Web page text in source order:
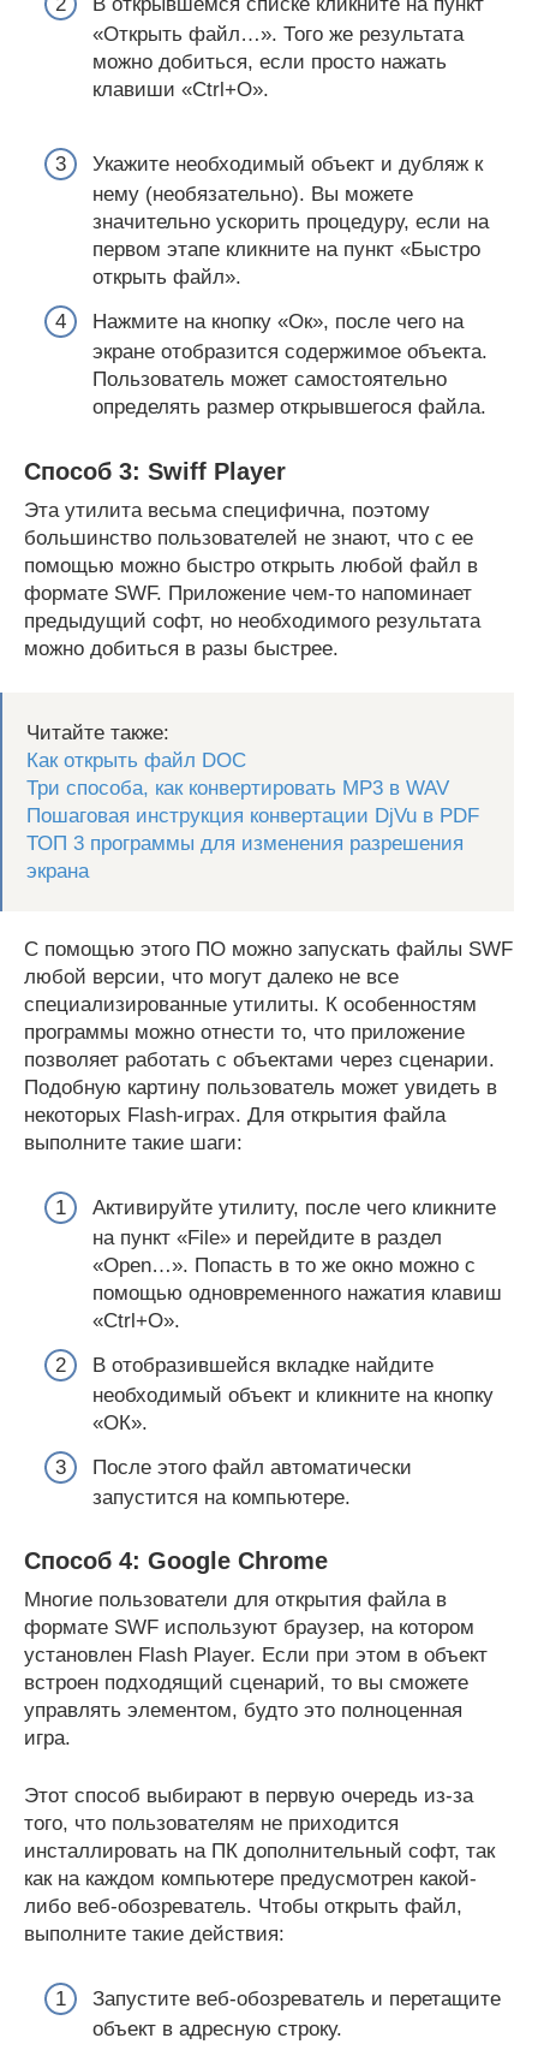
В открывшемся списке кликните на пункт
«Открыть файл…». Того же результата
можно добиться, если просто нажать
клавиши «Ctrl+O».
Укажите необходимый объект и дубляж к
нему (необязательно). Вы можете
значительно ускорить процедуру, если на
первом этапе кликните на пункт «Быстро
открыть файл».
Нажмите на кнопку «Ок», после чего на
экране отобразится содержимое объекта.
Пользователь может самостоятельно
определять размер открывшегося файла.
Способ 3: Swiff Player
Эта утилита весьма специфична, поэтому
большинство пользователей не знают, что с ее
помощью можно быстро открыть любой файл в
формате SWF. Приложение чем-то напоминает
предыдущий софт, но необходимого результата
можно добиться в разы быстрее.
Читайте также:
Как открыть файл DOC
Три способа, как конвертировать MP3 в WAV
Пошаговая инструкция конвертации DjVu в PDF
ТОП 3 программы для изменения разрешения
экрана
С помощью этого ПО можно запускать файлы SWF
любой версии, что могут далеко не все
специализированные утилиты. К особенностям
программы можно отнести то, что приложение
позволяет работать с объектами через сценарии.
Подобную картину пользователь может увидеть в
некоторых Flash-играх. Для открытия файла
выполните такие шаги:
Активируйте утилиту, после чего кликните
на пункт «File» и перейдите в раздел
«Open…». Попасть в то же окно можно с
помощью одновременного нажатия клавиш
«Ctrl+O».
В отобразившейся вкладке найдите
необходимый объект и кликните на кнопку
«ОК».
После этого файл автоматически
запустится на компьютере.
Способ 4: Google Chrome
Многие пользователи для открытия файла в
формате SWF используют браузер, на котором
установлен Flash Player. Если при этом в объект
встроен подходящий сценарий, то вы сможете
управлять элементом, будто это полноценная
игра.
Этот способ выбирают в первую очередь из-за
того, что пользователям не приходится
инсталлировать на ПК дополнительный софт, так
как на каждом компьютере предусмотрен какой-
либо веб-обозреватель. Чтобы открыть файл,
выполните такие действия:
Запустите веб-обозреватель и перетащите
объект в адресную строку.